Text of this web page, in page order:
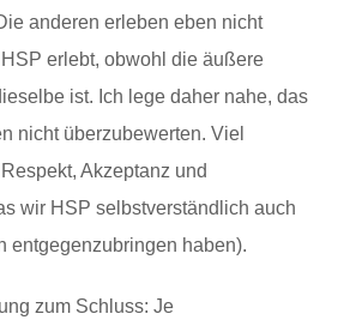
anderen erleben eben nicht
erlebt, obwohl die äußere
ist. Ich lege daher nahe, das
nicht überzubewerten. Viel
Akzeptanz und
wir HSP selbstverständlich auch
entgegenzubringen haben).
zum Schluss: Je